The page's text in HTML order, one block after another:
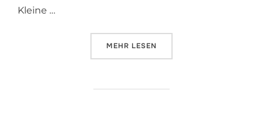
Kleine …
MEHR ÜBER „ARCHÄOLOGISCHER
LESEN